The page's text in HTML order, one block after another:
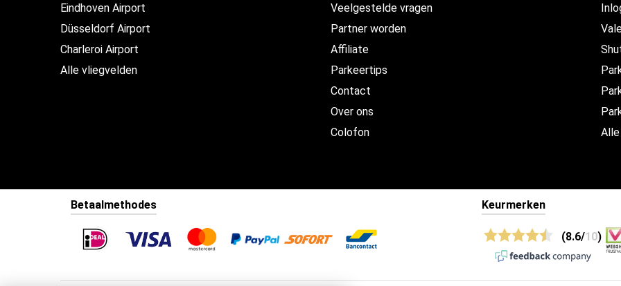
Eindhoven Airport
Düsseldorf Airport
Charleroi Airport
Alle vliegvelden
Veelgestelde vragen
Partner worden
Affiliate
Parkeertips
Contact
Over ons
Colofon
Betaalmethodes Keurmerken
(8.6/10)